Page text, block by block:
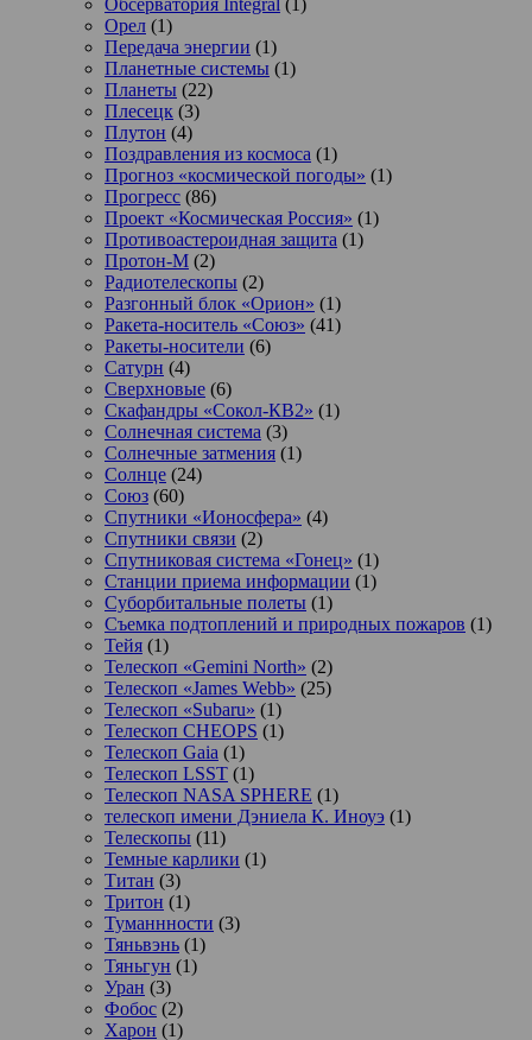
Обсерватория Integral (1)
Орел (1)
Передача энергии (1)
Планетные системы (1)
Планеты (22)
Плесецк (3)
Плутон (4)
Поздравления из космоса (1)
Прогноз «космической погоды» (1)
Прогресс (86)
Проект «Космическая Россия» (1)
Противоастероидная защита (1)
Протон-М (2)
Радиотелескопы (2)
Разгонный блок «Орион» (1)
Ракета-носитель «Союз» (41)
Ракеты-носители (6)
Сатурн (4)
Сверхновые (6)
Скафандры «Сокол-КВ2» (1)
Солнечная система (3)
Солнечные затмения (1)
Солнце (24)
Союз (60)
Спутники «Ионосфера» (4)
Спутники связи (2)
Спутниковая система «Гонец» (1)
Станции приема информации (1)
Суборбитальные полеты (1)
Съемка подтоплений и природных пожаров (1)
Тейя (1)
Телескоп «Gemini North» (2)
Телескоп «James Webb» (25)
Телескоп «Subaru» (1)
Телескоп CHEOPS (1)
Телескоп Gaia (1)
Телескоп LSST (1)
Телескоп NASA SPHERE (1)
телескоп имени Дэниела К. Иноуэ (1)
Телескопы (11)
Темные карлики (1)
Титан (3)
Тритон (1)
Туманнности (3)
Тяньвэнь (1)
Тяньгун (1)
Уран (3)
Фобос (2)
Харон (1)